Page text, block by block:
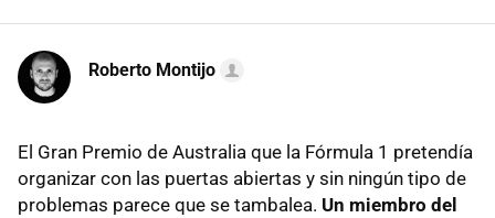
Roberto Montijo
El Gran Premio de Australia que la Fórmula 1 pretendía
organizar con las puertas abiertas y sin ningún tipo de
problemas parece que se tambalea. Un miembro del